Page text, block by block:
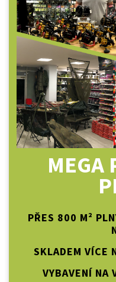
MEGA
PŘES 800 M²
SKLADEM VÍCE
VYBAVENÍ NA